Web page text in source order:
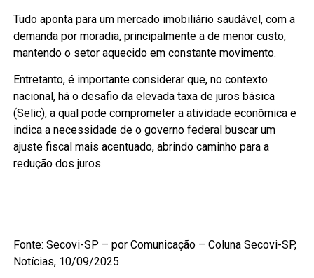
Tudo aponta para um mercado imobiliário saudável, com a
demanda por moradia, principalmente a de menor custo,
mantendo o setor aquecido em constante movimento.
Entretanto, é importante considerar que, no contexto
nacional, há o desafio da elevada taxa de juros básica
(Selic), a qual pode comprometer a atividade econômica e
indica a necessidade de o governo federal buscar um
ajuste fiscal mais acentuado, abrindo caminho para a
redução dos juros.
Fonte: Secovi-SP – por Comunicação– Coluna Secovi-SP,
Notícias, 10/09/2025